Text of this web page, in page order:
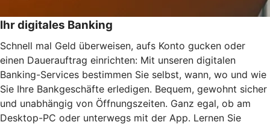
Ihr digitales Banking
Schnell mal Geld überweisen, aufs Konto gucken oder
einen Dauerauftrag einrichten: Mit unseren digitalen
Banking-Services bestimmen Sie selbst, wann, wo und wie
Sie Ihre Bankgeschäfte erledigen. Bequem, gewohnt sicher
und unabhängig von Öffnungszeiten. Ganz egal, ob am
Desktop-PC oder unterwegs mit der App. Lernen Sie